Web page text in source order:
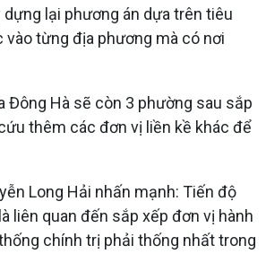
lại phương án dựa trên tiêu
từng địa phương mà có nơi
Đông Hà sẽ còn 3 phường sau sắp
thêm các đơn vị liền kề khác để
Long Hải nhấn mạnh: Tiến độ
liên quan đến sắp xếp đơn vị hành
chính trị phải thống nhất trong